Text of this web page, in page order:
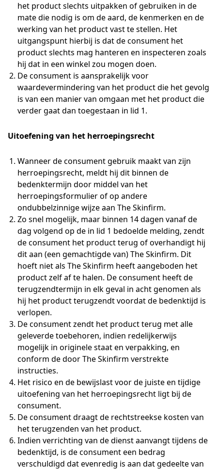
het product slechts uitpakken of gebruiken in de
mate die nodig is om de aard, de kenmerken en de
werking van het product vast te stellen. Het
uitgangspunt hierbij is dat de consument het
product slechts mag hanteren en inspecteren zoals
hij dat in een winkel zou mogen doen.
De consument is aansprakelijk voor
waardevermindering van het product die het gevolg
is van een manier van omgaan met het product die
verder gaat dan toegestaan in lid 1.
Uitoefening van het herroepingsrecht
Wanneer de consument gebruik maakt van zijn
herroepingsrecht, meldt hij dit binnen de
bedenktermijn door middel van het
herroepingsformulier of op andere
ondubbelzinnige wijze aan The Skinfirm.
Zo snel mogelijk, maar binnen 14 dagen vanaf de
dag volgend op de in lid 1 bedoelde melding, zendt
de consument het product terug of overhandigt hij
dit aan (een gemachtigde van) The Skinfirm. Dit
hoeft niet als The Skinfirm heeft aangeboden het
product zelf af te halen. De consument heeft de
terugzendtermijn in elk geval in acht genomen als
hij het product terugzendt voordat de bedenktijd is
verlopen.
De consument zendt het product terug met alle
geleverde toebehoren, indien redelijkerwijs
mogelijk in originele staat en verpakking, en
conform de door The Skinfirm verstrekte
instructies.
Het risico en de bewijslast voor de juiste en tijdige
uitoefening van het herroepingsrecht ligt bij de
consument.
De consument draagt de rechtstreekse kosten van
het terugzenden van het product.
Indien verrichting van de dienst aanvangt tijdens de
bedenktijd, is de consument een bedrag
verschuldigd dat evenredig is aan dat gedeelte van